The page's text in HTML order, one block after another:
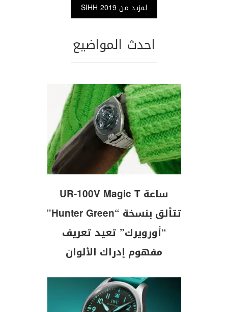
لمزيد من SIHH 2019
احدث المواضيع
ساعة UR-100V Magic T
تتألق بنسخة “Hunter Green”
“أورويرك” تعيد تعريف
مفهوم إدراك الألوان